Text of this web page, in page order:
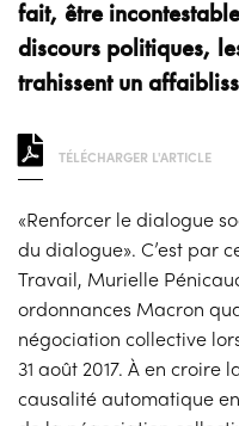
fait, être
discours politiques,
trahissent un
TÉLÉCHARGER L'ARTICLE
«Renforcer le dialogue
du dialogue». C’est par
Travail, Murielle
ordonnances Macron
négociation collective
31 août 2017. À en
causalité automatique